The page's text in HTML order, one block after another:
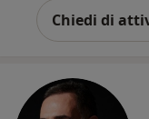
Chiedi di